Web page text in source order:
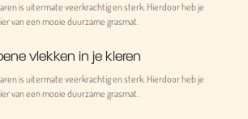
is uitermate veerkrachtig en sterk. Hierdoor heb je
van een mooie duurzame grasmat.
vlekken in je kleren
is uitermate veerkrachtig en sterk. Hierdoor heb je
van een mooie duurzame grasmat.